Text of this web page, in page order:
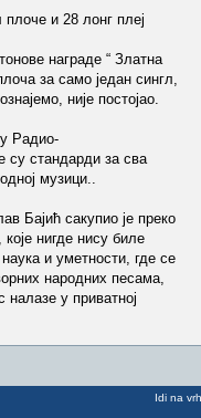
и 28 лонг плеј
награде “ Златна
за само један сингл,
није постојао.
Радио-
су стандарди за сва
музици..
Бајић сакупио је преко
нигде нису биле
и уметности, где се
народних песама,
налазе у приватној
Idi na vrh